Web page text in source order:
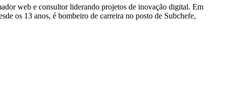
web e consultor liderando projetos de inovação digital. Em
os 13 anos, é bombeiro de carreira no posto de Subchefe,